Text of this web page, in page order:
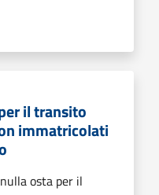
il transito
immatricolati
osta per il